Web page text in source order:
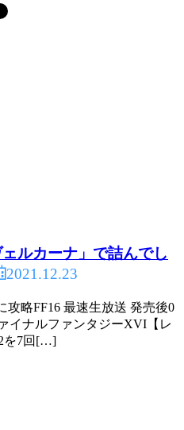
ェルカーナ」で詰んでし
2021.12.23
攻略FF16 最速生放送 発売後0
イナルファンタジーXVI【レ
を7回[…]